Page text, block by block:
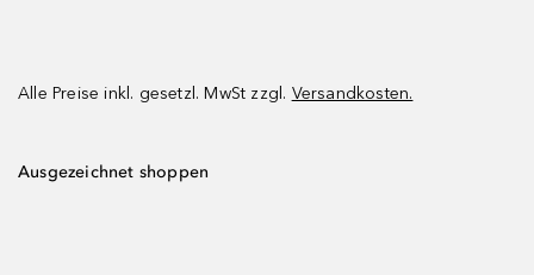
Alle Preise inkl. gesetzl. MwSt zzgl. Versandkosten.
Ausgezeichnet shoppen